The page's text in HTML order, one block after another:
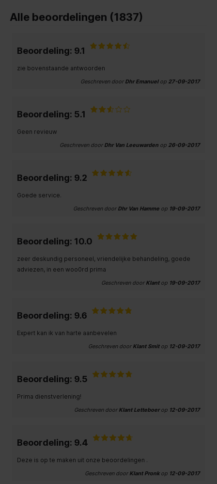
Alle beoordelingen (1837)
Beoordeling: 9.1
zie bovenstaande antwoorden
Geschreven door Dhr Emanuelop 27-09-2017
Beoordeling: 5.1
Geen revieuw
Geschreven door Dhr Van Leeuwarden op 26-09-2017
Beoordeling: 9.2
Goede service.
Geschreven door Dhr Van Hamme op 19-09-2017
Beoordeling: 10.0
zeer deskundig personeel, vriendelijke behandeling, goede
adviezen, in een woo0rd prima
Geschreven door Klantop 19-09-2017
Beoordeling: 9.6
Expert kan ik van harte aanbevelen
Geschreven door Klant Smitop 12-09-2017
Beoordeling: 9.5
Prima dienstverlening!
Geschreven door Klant Letteboerop 12-09-2017
Beoordeling: 9.4
Deze is op te maken uit onze beoordelingen .
Geschreven door Klant Pronkop 12-09-2017